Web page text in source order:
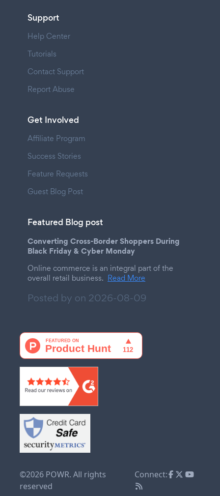
Support
Help Center
Tutorials
Contact Support
Report Abuse
Get Involved
Affiliate Program
Success Stories
Feature Requests
Guest Blog Post
Featured Blog post
Converting Cross-Border Shoppers During
Black Friday & Cyber Monday
Online commerce is an integral part of the
overall retail business. Read More
Posted by on 2026-08-09
©2026 POWR. All rights
reserved
Connect: